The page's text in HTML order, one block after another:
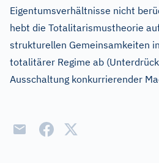
Eigentumsverhältnisse nicht
hebt die Totalitarismustheorie
strukturellen Gemeinsamkeiten
totalitärer Regime ab
Ausschaltung konkurrierender